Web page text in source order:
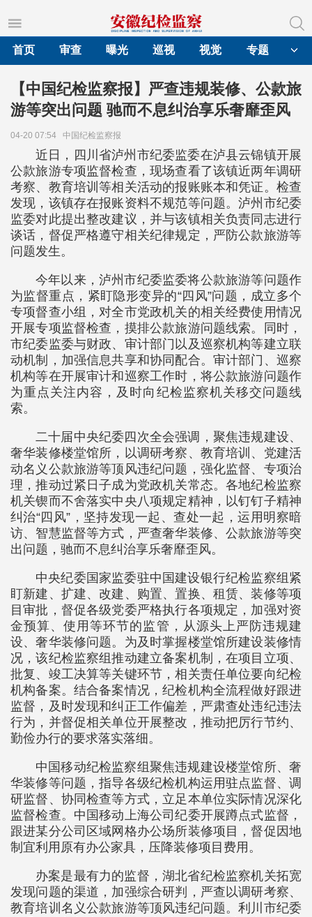
首页
审查 曝光 巡视 视觉 专题
【中国纪检监察报】严查违规装修、公款旅
游等突出问题 驰而不息纠治享乐奢靡歪风
04-20 07:54 中国纪检监察报
近日，四川省泸州市纪委监委在泸县云锦镇开展
公款旅游专项监督检查，现场查看了该镇近两年调研
考察、教育培训等相关活动的报账账本和凭证。检查
发现，该镇存在报账资料不规范等问题。泸州市纪委
监委对此提出整改建议，并与该镇相关负责同志进行
谈话，督促严格遵守相关纪律规定，严防公款旅游等
问题发生。
今年以来，泸州市纪委监委将公款旅游等问题作
为监督重点，紧盯隐形变异的“四风”问题，成立多个
专项督查小组，对全市党政机关的相关经费使用情况
开展专项监督检查，摸排公款旅游问题线索。同时，
市纪委监委与财政、审计部门以及巡察机构等建立联
动机制，加强信息共享和协同配合。审计部门、巡察
机构等在开展审计和巡察工作时，将公款旅游问题作
为重点关注内容，及时向纪检监察机关移交问题线
索。
二十届中央纪委四次全会强调，聚焦违规建设、
奢华装修楼堂馆所，以调研考察、教育培训、党建活
动名义公款旅游等顶风违纪问题，强化监督、专项治
理，推动过紧日子成为党政机关常态。各地纪检监察
机关锲而不舍落实中央八项规定精神，以钉钉子精神
纠治“四风”，坚持发现一起、查处一起，运用明察暗
访、智慧监督等方式，严查奢华装修、公款旅游等突
出问题，驰而不息纠治享乐奢靡歪风。
中央纪委国家监委驻中国建设银行纪检监察组紧
盯新建、扩建、改建、购置、置换、租赁、装修等项
目审批，督促各级党委严格执行各项规定，加强对资
金预算、使用等环节的监管，从源头上严防违规建
设、奢华装修问题。为及时掌握楼堂馆所建设装修情
况，该纪检监察组推动建立备案机制，在项目立项、
批复、竣工决算等关键环节，相关责任单位要向纪检
机构备案。结合备案情况，纪检机构全流程做好跟进
监督，及时发现和纠正工作偏差，严肃查处违纪违法
行为，并督促相关单位开展整改，推动把厉行节约、
勤俭办行的要求落实落细。
中国移动纪检监察组聚焦违规建设楼堂馆所、奢
华装修等问题，指导各级纪检机构运用驻点监督、调
研监督、协同检查等方式，立足本单位实际情况深化
监督检查。中国移动上海公司纪委开展蹲点式监督，
跟进某分公司区域网格办公场所装修项目，督促因地
制宜利用原有办公家具，压降装修项目费用。
办案是最有力的监督，湖北省纪检监察机关拓宽
发现问题的渠道，加强综合研判，严查以调研考察、
教育培训名义公款旅游等顶风违纪问题。利川市纪委